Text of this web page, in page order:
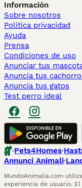
Información
Sobre nosotros
Politica privacidad
Ayuda
Prensa
Condiciones de uso
Anunciar tus
Anuncia tus
Anuncia tus gatos
Test perro ideal
Pets4Homes
Annunci Animali
MundoAnimalia.com
experiencia de usuario.